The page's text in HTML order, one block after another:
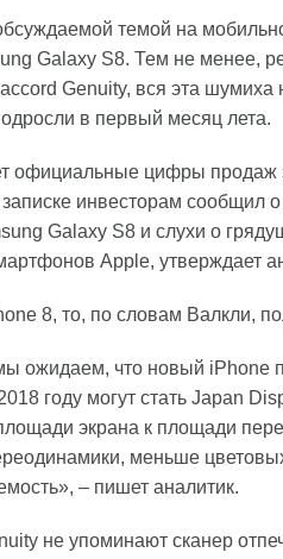
темой на
Galaxy S8. Тем не менее,
Genuity, вся эта
в первый месяц лета.
официальные цифры продаж
инвесторам сообщил
Galaxy S8 и слухи о
Apple, утверждает
8, то, по словам Валкли,
ожидаем, что новый iPhone
году могут стать Japan
экрана к площади
меньше
– пишет аналитик.
не упоминают сканер